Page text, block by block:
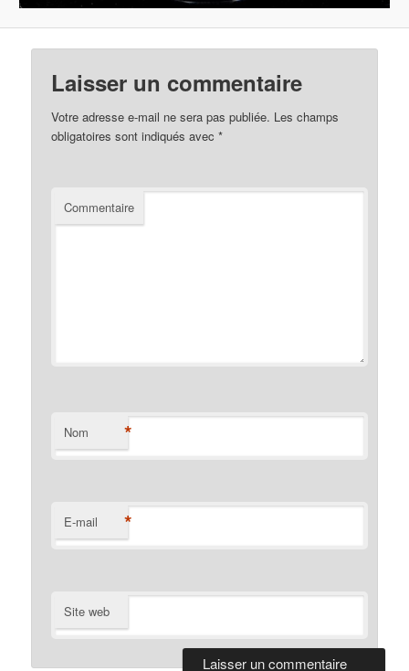
Laisser un commentaire
Votre adresse e-mail ne sera pas publiée. Les champs
obligatoires sont indiqués avec*
Commentaire
Nom *
E-mail *
Site web